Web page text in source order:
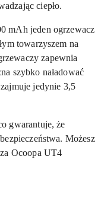
ciepło.
mAh jeden ogrzewacz
towarzyszem na
zapewnia
szybko naładować
jedynie 3,5
gwarantuje, że
Możesz
Ocoopa UT4